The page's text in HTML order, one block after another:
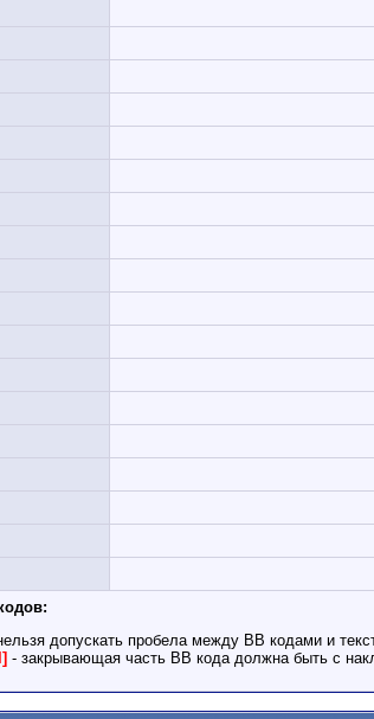
допускать пробела между BB кодами и
- закрывающая часть BB кода должна быть с